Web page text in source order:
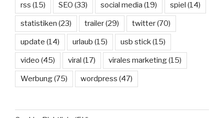
rss (15) SEO (33) social media (19) spiel (14)
statistiken (23) trailer(29) twitter(70)
update (14) urlaub (15) usb stick(15)
video (45) viral (17) virales marketing(15)
Werbung(75) wordpress (47)